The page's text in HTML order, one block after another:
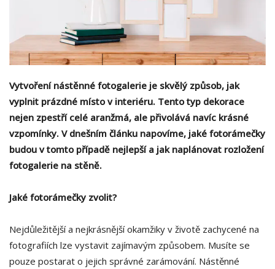
Vytvoření nástěnné fotogalerie je skvělý způsob, jak
vyplnit prázdné místo v interiéru. Tento typ dekorace
nejen zpestří celé aranžmá, ale přivolává navíc krásné
vzpomínky. V dnešním článku napovíme, jaké fotorámečky
budou v tomto případě nejlepší a jak naplánovat rozložení
fotogalerie na stěně.
Jaké fotorámečky zvolit?
Nejdůležitější a nejkrásnější okamžiky v životě zachycené na
fotografiích lze vystavit zajímavým způsobem. Musíte se
pouze postarat o jejich správné zarámování. Nástěnné